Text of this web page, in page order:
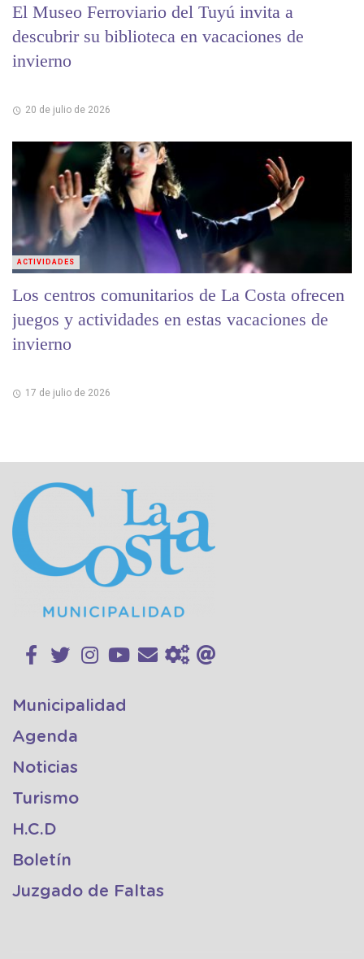
El Museo Ferroviario del Tuyú invita a
descubrir su biblioteca en vacaciones de
invierno
20 de julio de 2026
Los centros comunitarios de La Costa ofrecen
juegos y actividades en estas vacaciones de
invierno
17 de julio de 2026
ACTIVIDADES
Municipalidad
Agenda
Noticias
Turismo
H.C.D
Boletín
Juzgado de Faltas